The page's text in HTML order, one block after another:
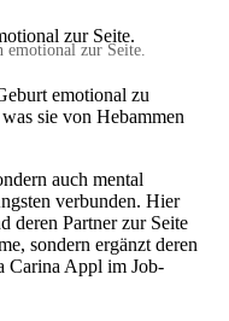
emotional zur Seite.
emotional zu
sie von Hebammen
auch mental
verbunden. Hier
deren Partner zur Seite
sondern ergänzt deren
Carina Appl im Job-